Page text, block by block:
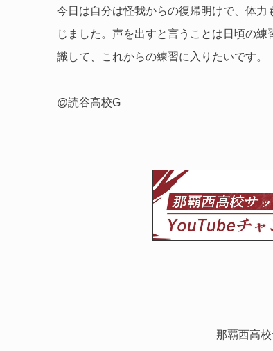
今日は自分は怪我からの復帰明けで、体
じました。声を出すと言うことは日頃の
識して、これからの練習に入りたいです。
@読谷高校G
那覇西高